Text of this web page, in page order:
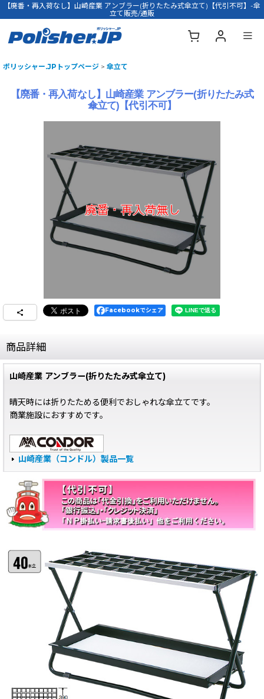
【廃番・再入荷なし】山崎産業 アンブラー(折りたたみ式傘立て)【代引不可】-傘
立て販売/通販
ポリッシャー.JPトップページ > 傘立て
【廃番・再入荷なし】山崎産業 アンブラー(折りたたみ式
傘立て)【代引不可】
Facebookでシェア
商品詳細
山崎産業 アンブラー(折りたたみ式傘立て)
晴天時には折りたためる便利でおしゃれな傘立てです。
商業施設におすすめです。
山崎産業（コンドル）製品一覧